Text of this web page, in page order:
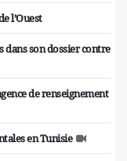
l’Ouest
dans son dossier contre
de renseignement
en Tunisie